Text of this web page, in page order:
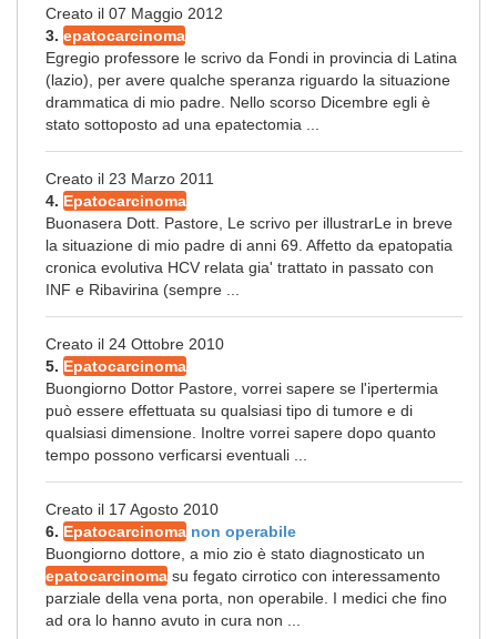
Creato il 07 Maggio 2012
3. epatocarcinoma
Egregio professore le scrivo da Fondi in provincia di Latina
(lazio), per avere qualche speranza riguardo la situazione
drammatica di mio padre. Nello scorso Dicembre egli è
stato sottoposto ad una epatectomia ...
Creato il 23 Marzo 2011
4. Epatocarcinoma
Buonasera Dott. Pastore, Le scrivo per illustrarLe in breve
la situazione di mio padre di anni 69. Affetto da epatopatia
cronica evolutiva HCV relata gia' trattato in passato con
INF e Ribavirina (sempre ...
Creato il 24 Ottobre 2010
5. Epatocarcinoma
Buongiorno Dottor Pastore, vorrei sapere se l'ipertermia
può essere effettuata su qualsiasi tipo di tumore e di
qualsiasi dimensione. Inoltre vorrei sapere dopo quanto
tempo possono verficarsi eventuali ...
Creato il 17 Agosto 2010
6. Epatocarcinoma non operabile
Buongiorno dottore, a mio zio è stato diagnosticato un
epatocarcinoma su fegato cirrotico con interessamento
parziale della vena porta, non operabile. I medici che fino
ad ora lo hanno avuto in cura non ...